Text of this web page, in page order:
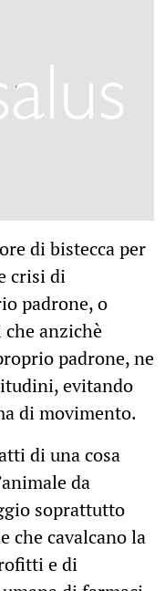
di bistecca per
crisi di
padrone, o
anzichè
padrone, ne
evitando
di movimento.
di una cosa
da
soprattutto
che cavalcano la
e di